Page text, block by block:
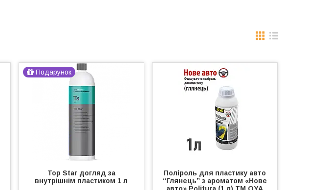
Подарунок
Top Star догляд за
внутрішнім пластиком 1 л
Поліроль для пластику авто
“Глянець” з ароматом «Нове